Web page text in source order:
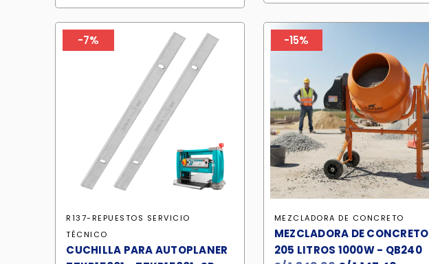
S/ 560.83.S/ 476.70.
-7%
R137-REPUESTOS SERVICIO
TÉCNICO
CUCHILLA PARA AUTOPLANER
-15%
MEZCLADORA DE CONCRETO
MEZCLADORA DE CONCRETO
205 LITROS 1000W - QB240